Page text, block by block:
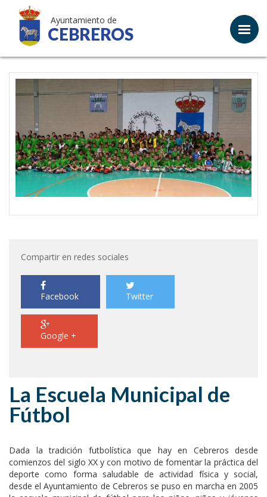
Ayuntamiento de
CEBREROS
Compartir en redes sociales
Facebook Twitter
Google +
La Escuela Municipal de
Fútbol
Dada la tradición futbolística que hay en Cebreros desde
comienzos del siglo XX y con motivo de fomentar la práctica del
deporte como forma saludable de actividad física y social,
desde el Ayuntamiento de Cebreros se puso en marcha en 2005